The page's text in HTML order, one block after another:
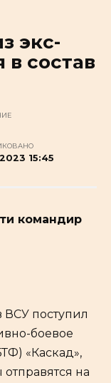
экс-
состав
15:45
командир
ВСУ поступил
боевое
«Каскад»,
на